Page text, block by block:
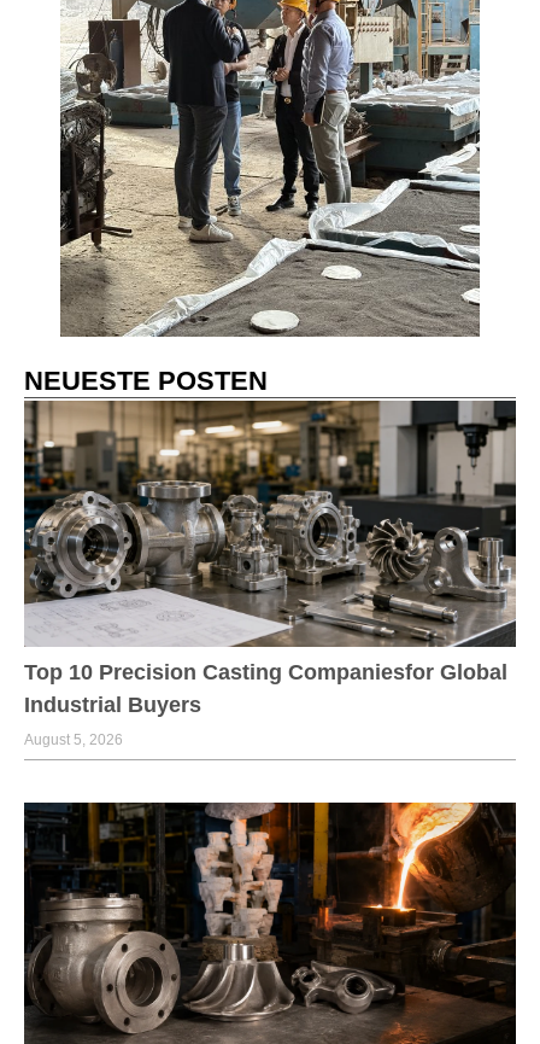
NEUESTE POSTEN
Top 10 Precision Casting Companiesfor Global
Industrial Buyers
August 5, 2026